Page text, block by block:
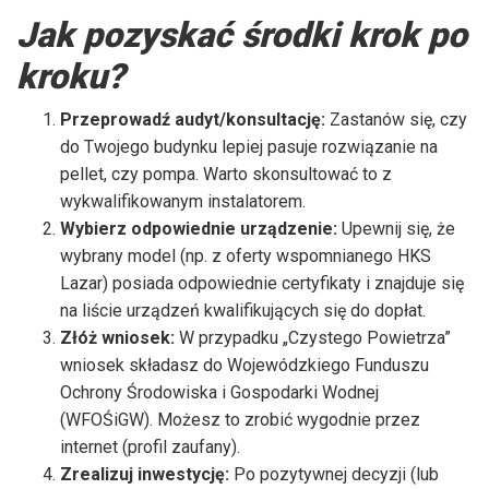
Jak pozyskać środki krok po
kroku?
Przeprowadź audyt/konsultację: Zastanów się, czy
do Twojego budynku lepiej pasuje rozwiązanie na
pellet, czy pompa. Warto skonsultować to z
wykwalifikowanym instalatorem.
Wybierz odpowiednie urządzenie: Upewnij się, że
wybrany model (np. z oferty wspomnianego HKS
Lazar) posiada odpowiednie certyfikaty i znajduje się
na liście urządzeń kwalifikujących się do dopłat.
Złóż wniosek: W przypadku „Czystego Powietrza”
wniosek składasz do Wojewódzkiego Funduszu
Ochrony Środowiska i Gospodarki Wodnej
(WFOŚiGW). Możesz to zrobić wygodnie przez
internet (profil zaufany).
Zrealizuj inwestycję: Po pozytywnej decyzji (lub